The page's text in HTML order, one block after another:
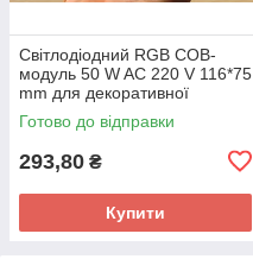
Світлодіодний RGB COB-
модуль 50 W AC 220 V 116*75
mm для декоративної
підсвітки
Готово до відправки
293,80 ₴
Купити